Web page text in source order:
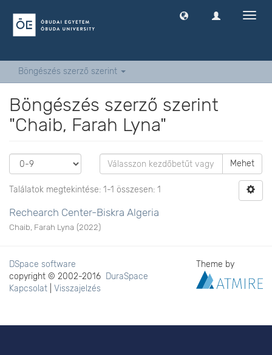
Böngészés szerző szerint
Böngészés szerző szerint
"Chaib, Farah Lyna"
Mehet
Találatok megtekintése: 1-1 összesen: 1
Rechearch Center-Biskra Algeria
Chaib, Farah Lyna (2022)
DSpace software
copyright © 2002-2016 DuraSpace
Kapcsolat
Visszajelzés
Theme by